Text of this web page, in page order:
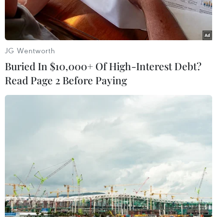
Đối tượng Trần Văn Bình tại Cơ quan Cảnh sát điều tra Công
an huyện Đắk Song. (Nguồn: Cand.com.vn)
Ngày 18/11, thông tin từ Công an tỉnh Đắk Nông,
Cơ quan Cảnh sát điều tra, Công an huyện Đắk
JG Wentworth
Buried In $10,000+ Of High-Interest Debt?
Read Page 2 Before Paying